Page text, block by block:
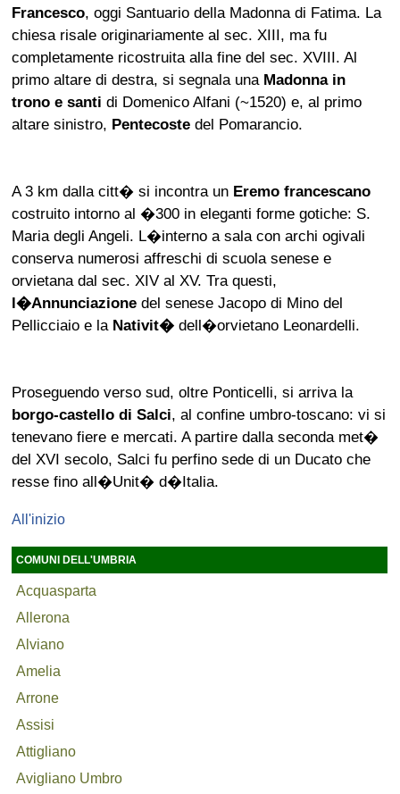
Francesco, oggi Santuario della Madonna di Fatima. La
chiesa risale originariamente al sec. XIII, ma fu
completamente ricostruita alla fine del sec. XVIII. Al
primo altare di destra, si segnala una Madonna in
trono e santi di Domenico Alfani (~1520) e, al primo
altare sinistro, Pentecoste del Pomarancio.
A 3 km dalla citt� si incontra un Eremo francescano
costruito intorno al �300 in eleganti forme gotiche: S.
Maria degli Angeli. L�interno a sala con archi ogivali
conserva numerosi affreschi di scuola senese e
orvietana dal sec. XIV al XV. Tra questi,
l�Annunciazione del senese Jacopo di Mino del
Pellicciaio e la Nativit� dell�orvietano Leonardelli.
Proseguendo verso sud, oltre Ponticelli, si arriva la
borgo-castello di Salci, al confine umbro-toscano: vi si
tenevano fiere e mercati. A partire dalla seconda met�
del XVI secolo, Salci fu perfino sede di un Ducato che
resse fino all�Unit� d�Italia.
All'inizio
COMUNI DELL'UMBRIA
Acquasparta
Allerona
Alviano
Amelia
Arrone
Assisi
Attigliano
Avigliano Umbro